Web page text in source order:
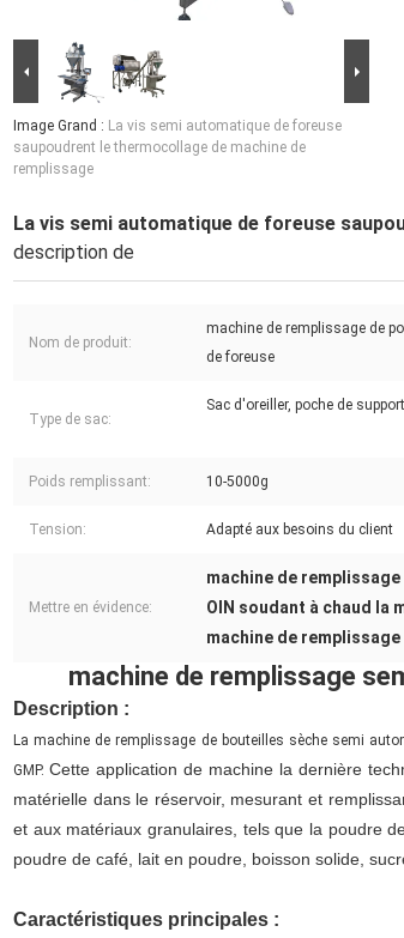
Image Grand : La vis semi automatique de foreuse
saupoudrent le thermocollage de machine de
remplissage
La vis semi automatique de foreuse
description de
Nom de produit:
machine de remplissage de
de foreuse
Type de sac:
Sac d'oreiller, poche de support
Poids remplissant: 10-5000g
Tension: Adapté aux besoins du client
Mettre en évidence:
machine de
OIN soudant à chaud la
machine de
machine de remplissage
Description :
La machine de remplissage de bouteilles sèche semi
GMP. Cette application de machine la dernière
matérielle dans le réservoir, mesurant et
et aux matériaux granulaires, tels que la poudre
poudre de café, lait en poudre, boisson solide,
Caractéristiques principales :